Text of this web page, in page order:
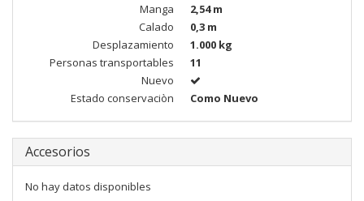
Manga
2,54 m
Calado
0,3 m
Desplazamiento
1.000 kg
Personas transportables
11
Nuevo
Estado conservaciòn
Como Nuevo
Accesorios
No hay datos disponibles